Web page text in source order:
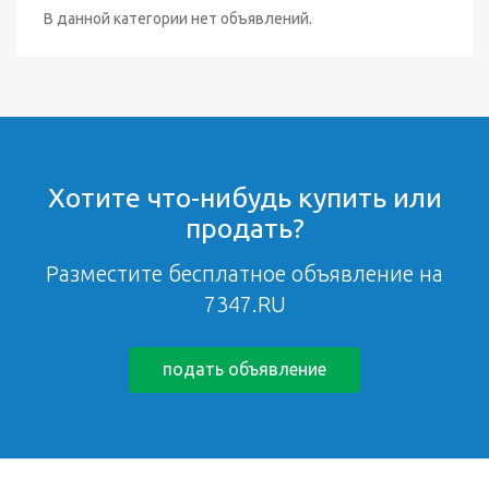
В данной категории нет объявлений.
Хотите что-нибудь купить или
продать?
Разместите бесплатное объявление на
7347.RU
подать объявление